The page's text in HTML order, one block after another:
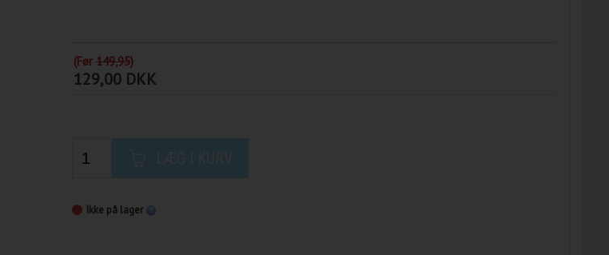
(Før 149,95)
129,00 DKK
Ikke på lager